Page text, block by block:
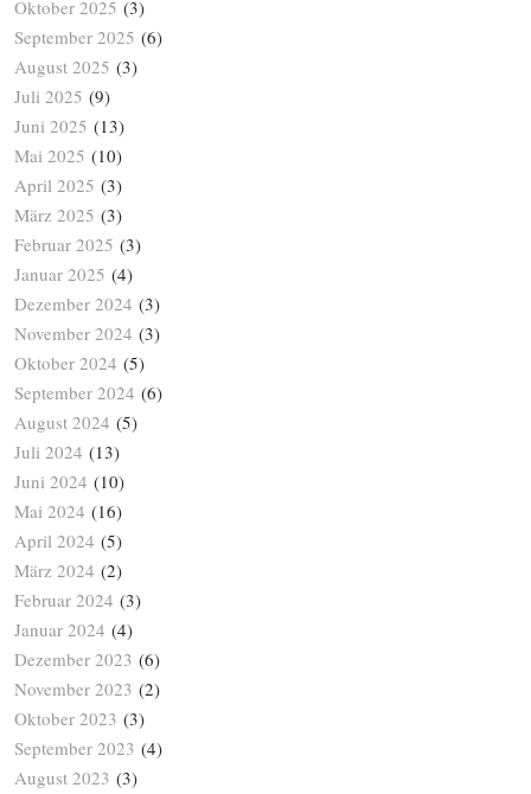
Oktober 2025 (3)
September 2025 (6)
August 2025 (3)
Juli 2025 (9)
Juni 2025 (13)
Mai 2025 (10)
April 2025 (3)
März 2025 (3)
Februar 2025 (3)
Januar 2025 (4)
Dezember 2024 (3)
November 2024 (3)
Oktober 2024 (5)
September 2024 (6)
August 2024 (5)
Juli 2024 (13)
Juni 2024 (10)
Mai 2024 (16)
April 2024 (5)
März 2024 (2)
Februar 2024 (3)
Januar 2024 (4)
Dezember 2023 (6)
November 2023 (2)
Oktober 2023 (3)
September 2023 (4)
August 2023 (3)